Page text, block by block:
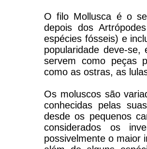
O filo Mollusca é o
depois dos
espécies fósseis) e
popularidade deve-
servem como peças
como as ostras, as
Os moluscos são
conhecidas pelas
desde os pequenos
considerados os
possivelmente o maior